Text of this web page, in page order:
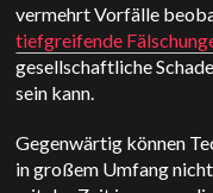
vermehrt Vorfälle
tiefgreifende
gesellschaftliche
sein kann.
Gegenwärtig können
in großem Umfang